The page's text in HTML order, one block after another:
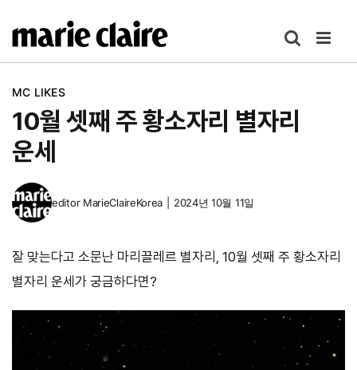
텐
MC LIKES
10월 셋째 주 황소자리 별자리
운세
editor MarieClaireKorea 2024년 10월 11일
잘 맞는다고 소문난 마리끌레르 별자리, 10월 셋째 주 황소자리
별자리 운세가 궁금하다면?